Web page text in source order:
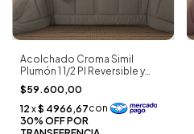
Acolchado Croma Simil
Plumón 1 1/2 Pl Reversible y
Bitono visón oscuro -
Alcoyana
$59.600,00